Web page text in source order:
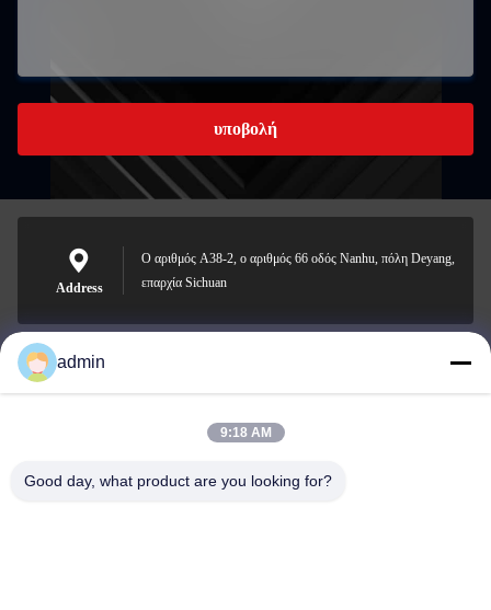
υποβολή
Address
Ο αριθμός A38-2, ο αριθμός 66 οδός Nanhu, πόλη Deyang,
επαρχία Sichuan
Nero@enlaibio.com
admin
9:18 AM
Good day, what product are you looking for?